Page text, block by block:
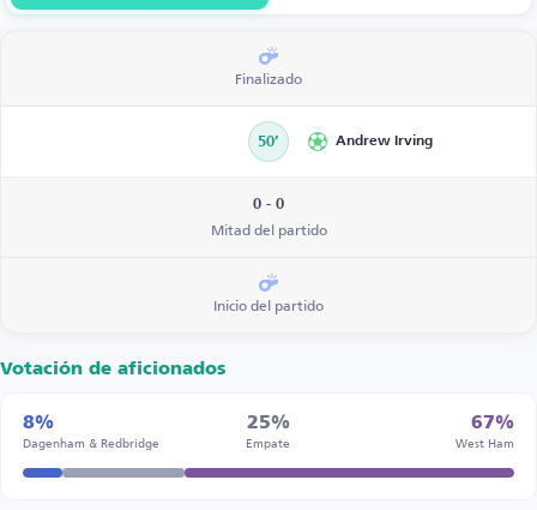
Finalizado
50’ Andrew Irving
0 - 0
Mitad del partido
Inicio del partido
Votación de aficionados
8%
Dagenham & Redbridge
25%
Empate
67%
West Ham